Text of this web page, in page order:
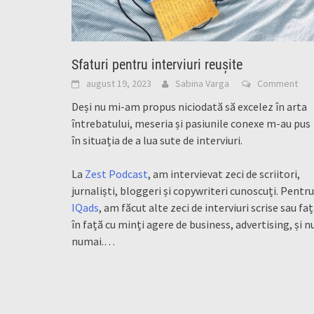
Sfaturi pentru interviuri reușite
august 19, 2023 Sabina Varga Comment
Deși nu mi-am propus niciodată să excelez în arta
întrebatului, meseria și pasiunile conexe m-au pus
în situația de a lua sute de interviuri.
La Zest Podcast, am intervievat zeci de scriitori,
jurnaliști, bloggeri și copywriteri cunoscuți. Pentru
IQads, am făcut alte zeci de interviuri scrise sau
în față cu minți agere de business, advertising, și
numai.…